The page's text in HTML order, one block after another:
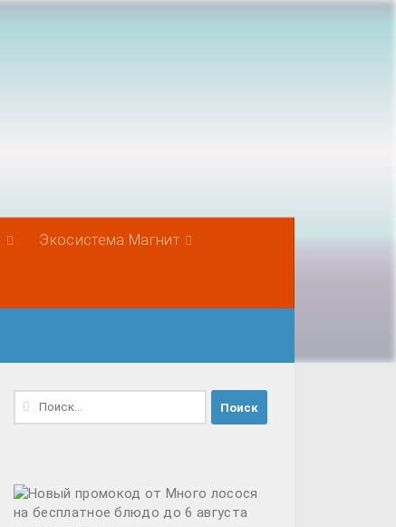
Экосистема Магнит
Найти: